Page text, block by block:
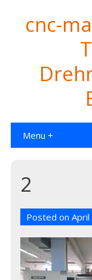
cnc-
Menu +
2
Posted on